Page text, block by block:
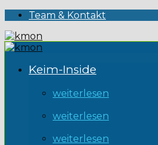
Team & Kontakt
Keim-Inside
weiterlesen
weiterlesen
weiterlesen